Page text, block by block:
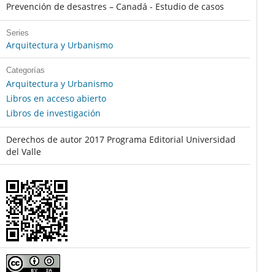
Prevención de desastres – Canadá - Estudio de casos
Series
Arquitectura y Urbanismo
Categorías
Arquitectura y Urbanismo
Libros en acceso abierto
Libros de investigación
Derechos de autor 2017 Programa Editorial Universidad
del Valle